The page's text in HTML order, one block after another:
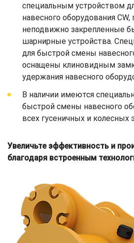
специальным устройством
навесного оборудования
неподвижно закрепленные
шарнирные устройства.
для быстрой смены
оснащены клиновидным
удержания навесного
В наличии имеются
быстрой смены навесного
всех гусеничных и колесных
Увеличьте эффективность и
благодаря встроенным